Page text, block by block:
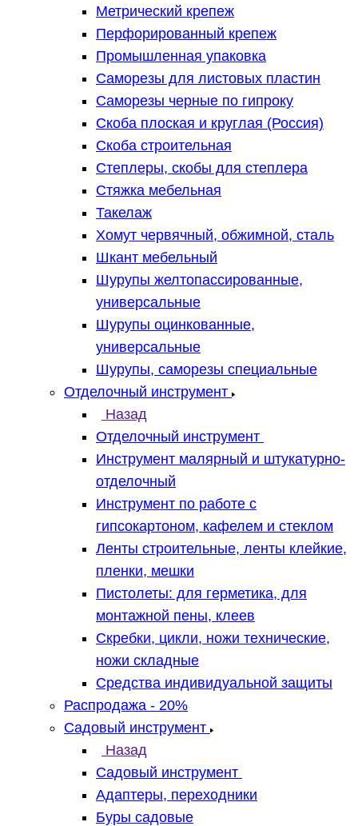
Метрический крепеж
Перфорированный крепеж
Промышленная упаковка
Саморезы для листовых пластин
Саморезы черные по гипроку
Скоба плоская и круглая (Россия)
Скоба строительная
Степлеры, скобы для степлера
Стяжка мебельная
Такелаж
Хомут червячный, обжимной, сталь
Шкант мебельный
Шурупы желтопассированные,
универсальные
Шурупы оцинкованные,
универсальные
Шурупы, саморезы специальные
Отделочный инструмент
Назад
Отделочный инструмент
Инструмент малярный и штукатурно-
отделочный
Инструмент по работе с
гипсокартоном, кафелем и стеклом
Ленты строительные, ленты клейкие,
пленки, мешки
Пистолеты: для герметика, для
монтажной пены, клеев
Скребки, цикли, ножи технические,
ножи складные
Средства индивидуальной защиты
Распродажа - 20%
Садовый инструмент
Назад
Садовый инструмент
Адаптеры, переходники
Буры садовые